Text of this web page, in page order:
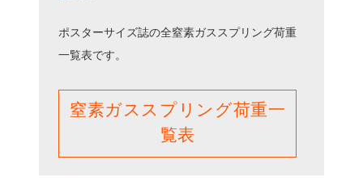
ポスターサイズ誌の全窒素ガススプリング荷重
一覧表です。
窒素ガススプリング荷重一
覧表